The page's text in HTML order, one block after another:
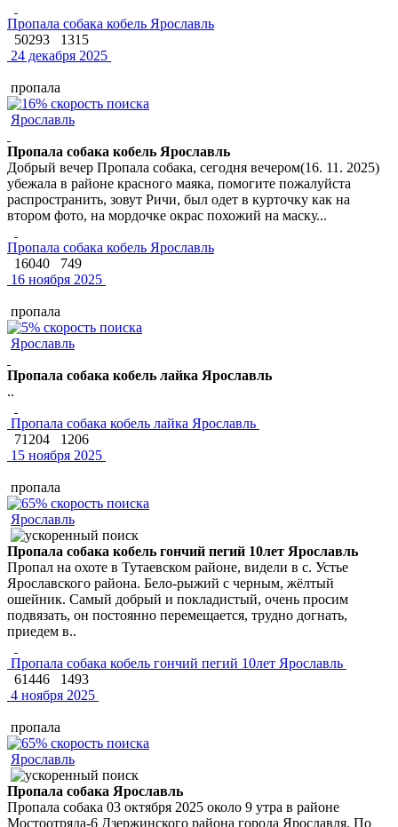
Пропала собака кобель Ярославль
50293
1315
24 декабря 2025
пропала
Ярославль
Пропала собака кобель Ярославль
Добрый вечер Пропала собака, сегодня вечером(16. 11. 2025)
убежала в районе красного маяка, помогите пожалуйста
распространить, зовут Ричи, был одет в курточку как на
втором фото, на мордочке окрас похожий на маску...
Пропала собака кобель Ярославль
16040
749
16 ноября 2025
пропала
Ярославль
Пропала собака кобель лайка Ярославль
..
Пропала собака кобель лайка Ярославль
71204
1206
15 ноября 2025
пропала
Ярославль
Пропала собака кобель гончий пегий 10лет Ярославль
Пропал на охоте в Тутаевском районе, видели в с. Устье
Ярославского района. Бело-рыжий с черным, жёлтый
ошейник. Самый добрый и покладистый, очень просим
подвязать, он постоянно перемещается, трудно догнать,
приедем в..
Пропала собака кобель гончий пегий 10лет Ярославль
61446
1493
4 ноября 2025
пропала
Ярославль
Пропала собака Ярославль
Пропала собака 03 октября 2025 около 9 утра в районе
Мостоотряда-6 Дзержинского района города Ярославля. По